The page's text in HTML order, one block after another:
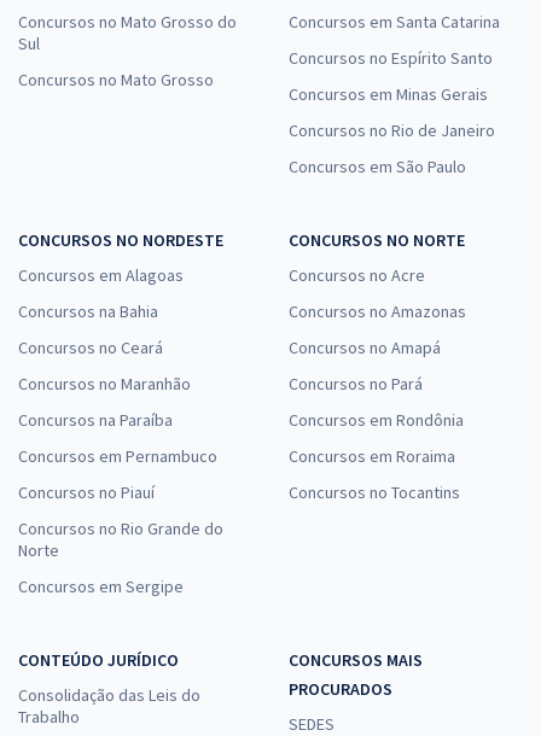
Concursos no Mato Grosso do
Sul
Concursos no Mato Grosso
Concursos em Santa Catarina
Concursos no Espírito Santo
Concursos em Minas Gerais
Concursos no Rio de Janeiro
Concursos em São Paulo
CONCURSOS NO NORDESTE
Concursos em Alagoas
Concursos na Bahia
Concursos no Ceará
Concursos no Maranhão
Concursos na Paraíba
Concursos em Pernambuco
Concursos no Piauí
Concursos no Rio Grande do
Norte
Concursos em Sergipe
CONCURSOS NO NORTE
Concursos no Acre
Concursos no Amazonas
Concursos no Amapá
Concursos no Pará
Concursos em Rondônia
Concursos em Roraima
Concursos no Tocantins
CONTEÚDO JURÍDICO
Consolidação das Leis do
Trabalho
CONCURSOS MAIS
PROCURADOS
SEDES